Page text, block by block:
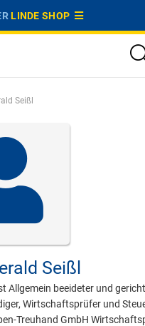
LINDE SHOP
Seißl
Seißl
Allgemein beeideter und
Wirtschaftsprüfer und
Treuhand GmbH